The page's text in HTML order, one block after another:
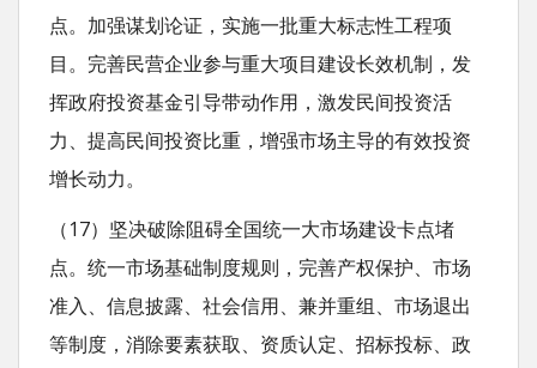
点。加强谋划论证，实施一批重大标志性工程项
目。完善民营企业参与重大项目建设长效机制，发
挥政府投资基金引导带动作用，激发民间投资活
力、提高民间投资比重，增强市场主导的有效投资
增长动力。
（17）坚决破除阻碍全国统一大市场建设卡点堵
点。统一市场基础制度规则，完善产权保护、市场
准入、信息披露、社会信用、兼并重组、市场退出
等制度，消除要素获取、资质认定、招标投标、政